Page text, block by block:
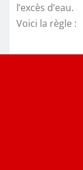
l’excès d’eau.
Voici la règle :